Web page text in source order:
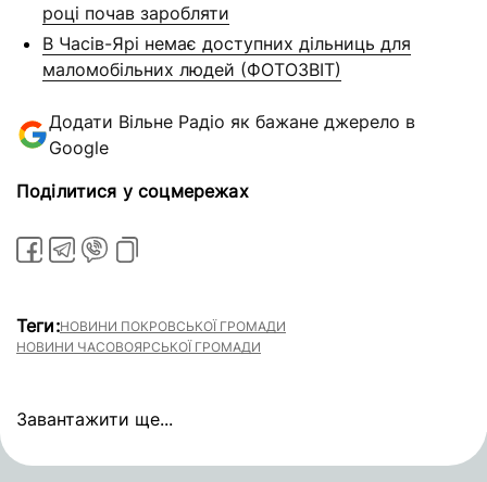
році почав заробляти
В Часів-Ярі немає доступних дільниць для
маломобільних людей (ФОТОЗВІТ)
Додати Вільне Радіо як бажане джерело в
Google
Поділитися у соцмережах
Теги:НОВИНИ ПОКРОВСЬКОЇ ГРОМАДИ
НОВИНИ ЧАСОВОЯРСЬКОЇ ГРОМАДИ
Завантажити ще...